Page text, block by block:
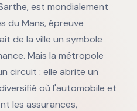
est mondialement
du Mans, épreuve
de la ville un symbole
Mais la métropole
circuit : elle abrite un
où l'automobile et
les assurances,